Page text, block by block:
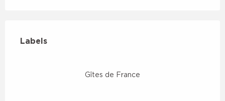
Labels
Labels
Gîtes de France